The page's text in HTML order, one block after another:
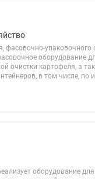
оборудование
очистки картофеля, а
в том числе, по
оборудование для